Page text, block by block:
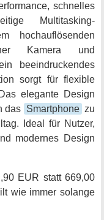
schnelles
Multitasking-
hochauflösenden
Kamera und
beeindruckendes
sorgt für flexible
elegante Design
das Smartphone zu
Ideal für Nutzer,
modernes Design
EUR statt 669,00
wie immer solange